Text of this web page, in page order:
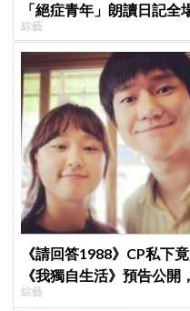
「絕症青年」朗讀日記
識」！
綜藝
《請回答1988》CP私下
《我獨自生活》預告公
綜藝